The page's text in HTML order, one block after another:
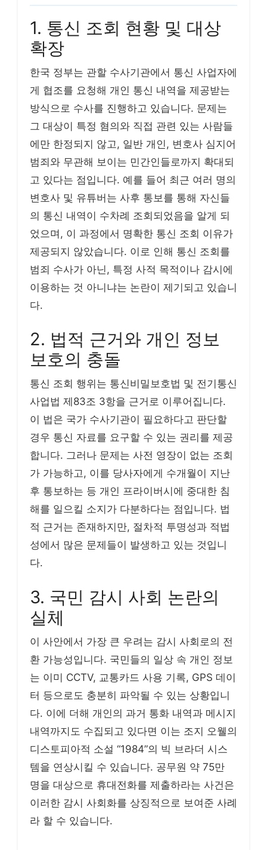
1. 통신 조회 현황 및 대상
확장
한국 정부는 관할 수사기관에서 통신 사업자에
게 협조를 요청해 개인 통신 내역을 제공받는
방식으로 수사를 진행하고 있습니다. 문제는
그 대상이 특정 혐의와 직접 관련 있는 사람들
에만 한정되지 않고, 일반 개인, 변호사 심지어
범죄와 무관해 보이는 민간인들로까지 확대되
고 있다는 점입니다. 예를 들어 최근 여러 명의
변호사 및 유튜버는 사후 통보를 통해 자신들
의 통신 내역이 수차례 조회되었음을 알게 되
었으며, 이 과정에서 명확한 통신 조회 이유가
제공되지 않았습니다. 이로 인해 통신 조회를
범죄 수사가 아닌, 특정 사적 목적이나 감시에
이용하는 것 아니냐는 논란이 제기되고 있습니
다.
2. 법적 근거와 개인 정보
보호의 충돌
통신 조회 행위는 통신비밀보호법 및 전기통신
사업법 제83조 3항을 근거로 이루어집니다.
이 법은 국가 수사기관이 필요하다고 판단할
경우 통신 자료를 요구할 수 있는 권리를 제공
합니다. 그러나 문제는 사전 영장이 없는 조회
가 가능하고, 이를 당사자에게 수개월이 지난
후 통보하는 등 개인 프라이버시에 중대한 침
해를 일으킬 소지가 다분하다는 점입니다. 법
적 근거는 존재하지만, 절차적 투명성과 적법
성에서 많은 문제들이 발생하고 있는 것입니
다.
3. 국민 감시 사회 논란의
실체
이 사안에서 가장 큰 우려는 감시 사회로의 전
환 가능성입니다. 국민들의 일상 속 개인 정보
는 이미 CCTV, 교통카드 사용 기록, GPS 데이
터 등으로도 충분히 파악될 수 있는 상황입니
다. 이에 더해 개인의 과거 통화 내역과 메시지
내역까지도 수집되고 있다면 이는 조지 오웰의
디스토피아적 소설 “1984”의 빅 브라더 시스
템을 연상시킬 수 있습니다. 공무원 약 75만
명을 대상으로 휴대전화를 제출하라는 사건은
이러한 감시 사회화를 상징적으로 보여준 사례
라 할 수 있습니다.